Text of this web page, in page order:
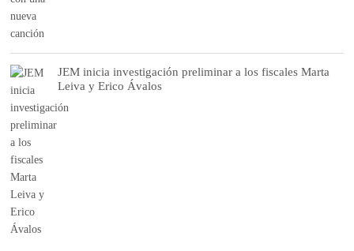
JEM inicia investigación preliminar a los fiscales Marta
Leiva y Erico Ávalos